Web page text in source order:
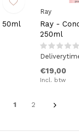
50ml
Ray
Ray -
250ml
€19,00
Incl. btw
1 2